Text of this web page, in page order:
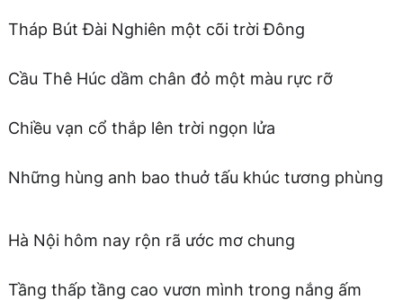
Tháp Bút Đài Nghiên một cõi trời Đông
Cầu Thê Húc dầm chân đỏ một màu rực rỡ
Chiều vạn cổ thắp lên trời ngọn lửa
Những hùng anh bao thuở tấu khúc tương phùng
Hà Nội hôm nay rộn rã ước mơ chung
Tầng thấp tầng cao vươn mình trong nắng ấm